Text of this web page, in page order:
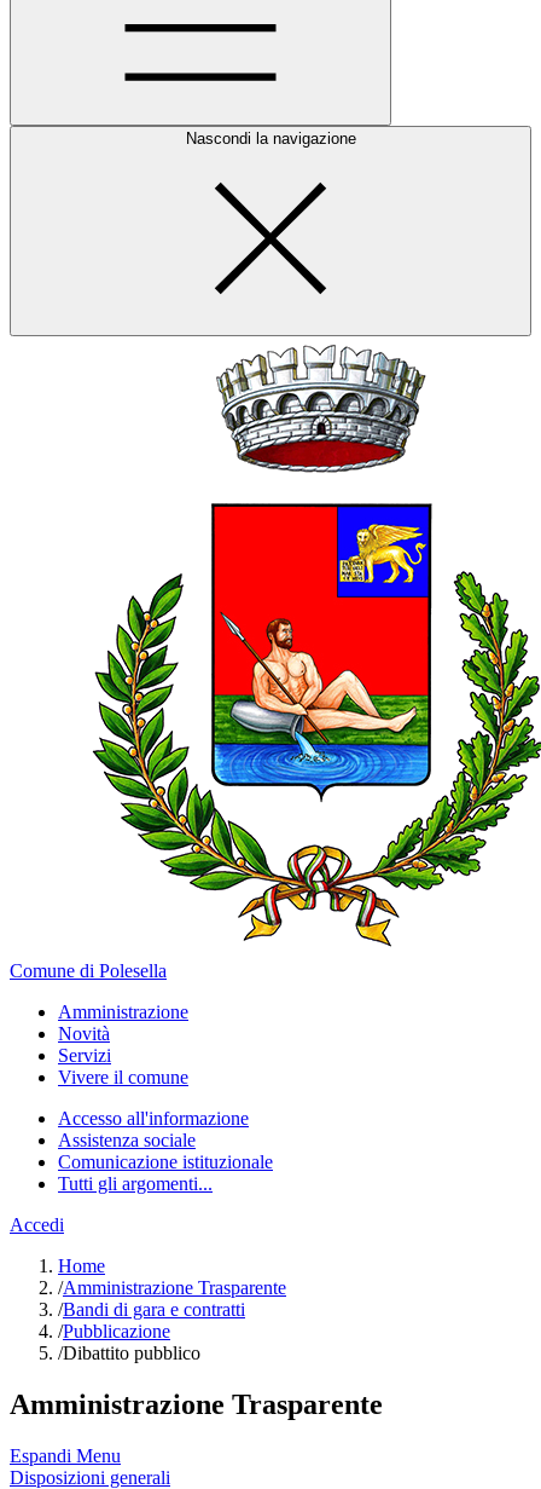
Nascondi la navigazione
Comune di Polesella
Amministrazione
Novità
Servizi
Vivere il comune
Accesso all'informazione
Assistenza sociale
Comunicazione istituzionale
Tutti gli argomenti...
Accedi
Home
/Amministrazione Trasparente
/Bandi di gara e contratti
/Pubblicazione
/Dibattito pubblico
Amministrazione Trasparente
Espandi Menu
Disposizioni generali